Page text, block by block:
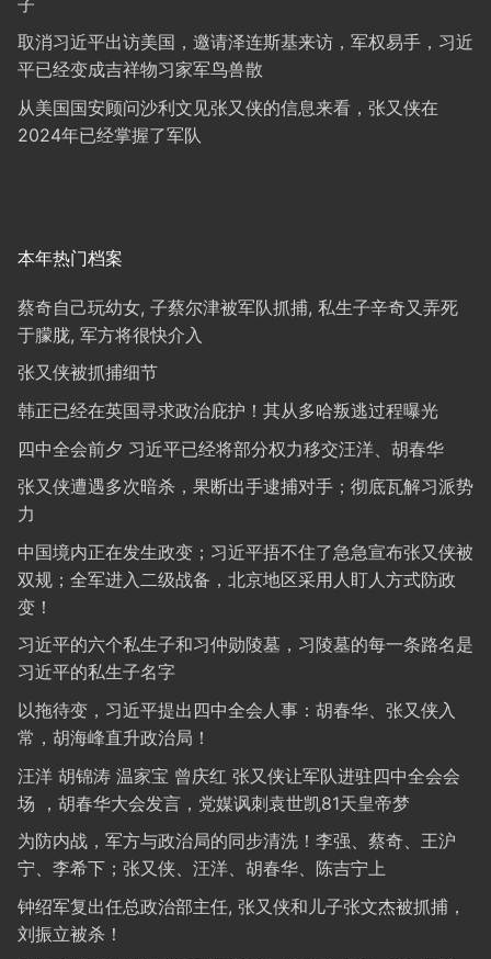
取消习近平出访美国，邀请泽连斯基来访，军权易手，习近
平已经变成吉祥物习家军鸟兽散
从美国国安顾问沙利文见张又侠的信息来看，张又侠在
2024年已经掌握了军队
本年热门档案
蔡奇自己玩幼女, 子蔡尔津被军队抓捕, 私生子辛奇又弄死
于朦胧, 军方将很快介入
张又侠被抓捕细节
韩正已经在英国寻求政治庇护！其从多哈叛逃过程曝光
四中全会前夕 习近平已经将部分权力移交汪洋、胡春华
张又侠遭遇多次暗杀，果断出手逮捕对手；彻底瓦解习派势
力
中国境内正在发生政变；习近平捂不住了急急宣布张又侠被
双规；全军进入二级战备，北京地区采用人盯人方式防政
变！
习近平的六个私生子和习仲勋陵墓，习陵墓的每一条路名是
习近平的私生子名字
以拖待变，习近平提出四中全会人事：胡春华、张又侠入
常，胡海峰直升政治局！
汪洋 胡锦涛 温家宝 曾庆红 张又侠让军队进驻四中全会会
场 ，胡春华大会发言，党媒讽刺袁世凯81天皇帝梦
为防内战，军方与政治局的同步清洗！李强、蔡奇、王沪
宁、李希下；张又侠、汪洋、胡春华、陈吉宁上
钟绍军复出任总政治部主任, 张又侠和儿子张文杰被抓捕，
刘振立被杀！